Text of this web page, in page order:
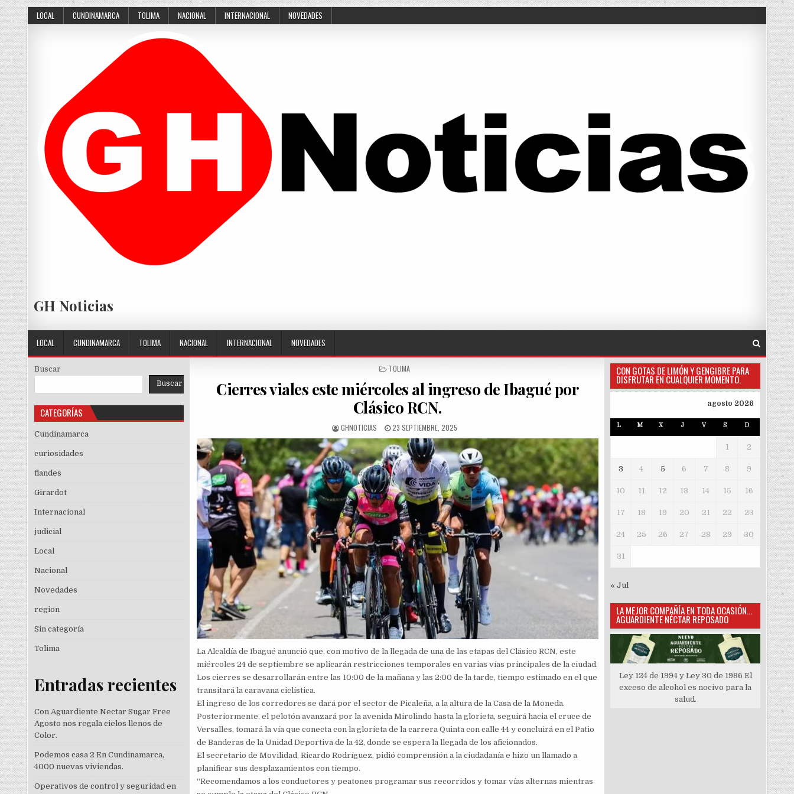
Skip
to
content
LOCAL CUNDINAMARCA TOLIMA NACIONAL INTERNACIONAL NOVEDADES
GH Noticias
LOCAL CUNDINAMARCA TOLIMA NACIONAL INTERNACIONAL NOVEDADES
POSTED
TOLIMA
Cierres viales este miércoles al ingreso de Ibagué por
Clásico RCN.
AUTHOR:
GHNOTICIAS
PUBLISHED
DATE:
23 SEPTIEMBRE, 2025
La Alcaldía de Ibagué anunció que, con motivo de la llegada de una de las etapas del Clásico RCN, este
miércoles 24 de septiembre se aplicarán restricciones temporales en varias vías principales de la ciudad.
Los cierres se desarrollarán entre las 10:00 de la mañana y las 2:00 de la tarde, tiempo estimado en el que
transitará la caravana ciclística.
El ingreso de los corredores se dará por el sector de Picaleña, a la altura de la Casa de la Moneda.
Posteriormente, el pelotón avanzará por la avenida Mirolindo hasta la glorieta, seguirá hacia el cruce de
Versalles, tomará la vía que conecta con la glorieta de la carrera Quinta con calle 44 y concluirá en el Patio
de Banderas de la Unidad Deportiva de la 42, donde se espera la llegada de los aficionados.
El secretario de Movilidad, Ricardo Rodríguez, pidió comprensión a la ciudadanía e hizo un llamado a
planificar sus desplazamientos con tiempo.
“Recomendamos a los conductores y peatones programar sus recorridos y tomar vías alternas mientras
Buscar
Buscar
CATEGORÍAS
Cundinamarca
curiosidades
flandes
Girardot
Internacional
judicial
Local
Nacional
Novedades
region
Sin categoría
Tolima
Entradas recientes
Con Aguardiente Nectar Sugar Free
Agosto nos regala cielos llenos de
Color.
Podemos casa 2 En Cundinamarca,
4000 nuevas viviendas.
Operativos de control y seguridad en
CON GOTAS DE LIMÓN Y GENGIBRE PARA
DISFRUTAR EN CUALQUIER MOMENTO.
agosto 2026
L M X J V S D
1 2
3 4 5 6 7 8 9
10 11 12 13 14 15 16
17 18 19 20 21 22 23
24 25 26 27 28 29 30
31
« Jul
LA MEJOR COMPAÑÍA EN TODA OCASIÓN…
AGUARDIENTE NÉCTAR REPOSADO
Ley 124 de 1994 y Ley 30 de 1986 El
exceso de alcohol es nocivo para la
salud.